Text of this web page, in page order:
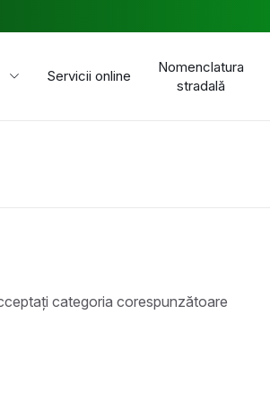
Servicii online
Nomenclatura
stradală